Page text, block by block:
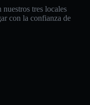
nuestros tres locales
con la confianza de